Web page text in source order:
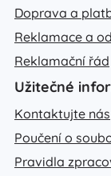
Doprava a
Reklamace a
Reklamační řád
Užitečné
Kontaktujte nás
Poučení o
Pravidla